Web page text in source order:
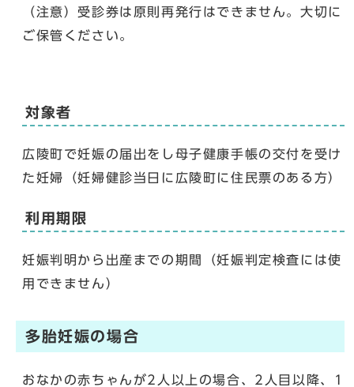
（注意）受診券は原則再発行はできません。大切に
ご保管ください。
対象者
広陵町で妊娠の届出をし母子健康手帳の交付を受け
た妊婦（妊婦健診当日に広陵町に住民票のある方）
利用期限
妊娠判明から出産までの期間（妊娠判定検査には使
用できません）
多胎妊娠の場合
おなかの赤ちゃんが2人以上の場合、2人目以降、1